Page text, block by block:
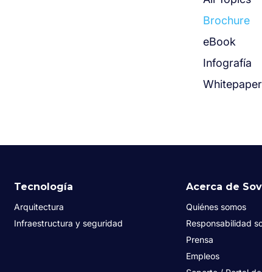
Brochure
eBook
Infografía
Whitepaper
Tecnología
Arquitectura
Infraestructura y seguridad
Acerca de
Quiénes somos
Responsabilidad
Prensa
Empleos